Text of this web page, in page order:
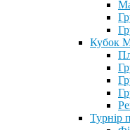
Кубок
Турнір